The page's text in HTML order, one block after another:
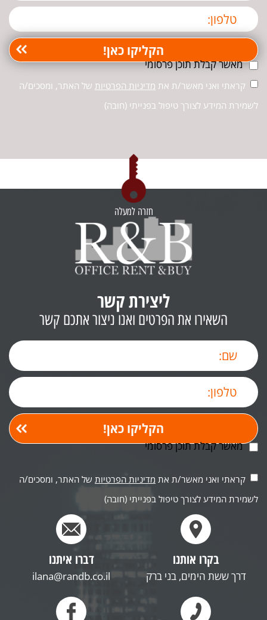
מאשר קבלת תוכן פרסומי
קראתי ואני מאשר/ת את מדיניות הפרטיות של האתר, ומסכים/ה
לשמירת המידע לצורך טיפול בפנייתי (חובה)
חזרה למעלה
ליצירת קשר
השאירו את הפרטים ואנו ניצור אתכם קשר
מאשר קבלת תוכן פרסומי
קראתי ואני מאשר/ת את מדיניות הפרטיות של האתר, ומסכים/ה
לשמירת המידע לצורך טיפול בפנייתי (חובה)
בקרו אותנו
דרך ששת הימים, בני ברק
דברו איתנו
ilana@randb.co.il